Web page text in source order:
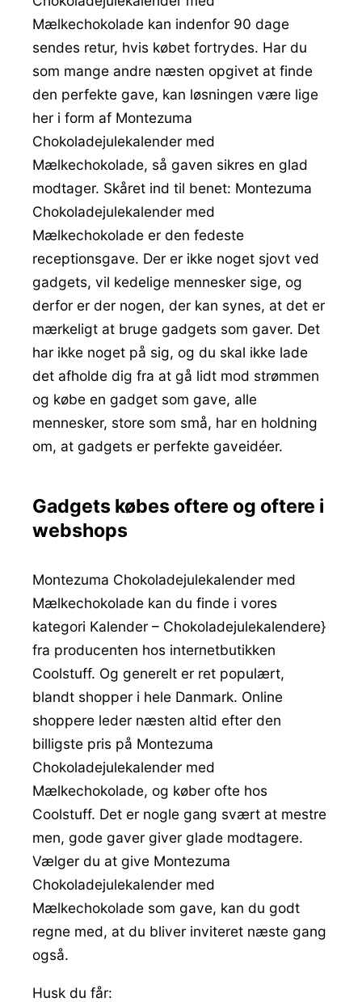
Mælkechokolade kan indenfor 90 dage
sendes retur, hvis købet fortrydes. Har du
som mange andre næsten opgivet at finde
den perfekte gave, kan løsningen være lige
her i form af Montezuma
Chokoladejulekalender med
Mælkechokolade, så gaven sikres en glad
modtager. Skåret ind til benet: Montezuma
Chokoladejulekalender med
Mælkechokolade er den fedeste
receptionsgave. Der er ikke noget sjovt ved
gadgets, vil kedelige mennesker sige, og
derfor er der nogen, der kan synes, at det er
mærkeligt at bruge gadgets som gaver. Det
har ikke noget på sig, og du skal ikke lade
det afholde dig fra at gå lidt mod strømmen
og købe en gadget som gave, alle
mennesker, store som små, har en holdning
om, at gadgets er perfekte gaveidéer.
Gadgets købes oftere og oftere i
webshops
Montezuma Chokoladejulekalender med
Mælkechokolade kan du finde i vores
kategori Kalender – Chokoladejulekalendere}
fra producenten hos internetbutikken
Coolstuff. Og generelt er ret populært,
blandt shopper i hele Danmark. Online
shoppere leder næsten altid efter den
billigste pris på Montezuma
Chokoladejulekalender med
Mælkechokolade, og køber ofte hos
Coolstuff. Det er nogle gang svært at mestre
men, gode gaver giver glade modtagere.
Vælger du at give Montezuma
Chokoladejulekalender med
Mælkechokolade som gave, kan du godt
regne med, at du bliver inviteret næste gang
også.
Husk du får: